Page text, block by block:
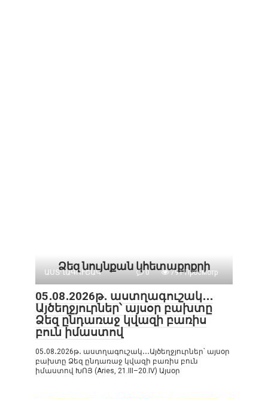
Ձեզ նույնքան կհետաքրքրի
ԱՍՏՂԱԳՈՒՇԱԿ 0 791 Просмотр
05․08․2026թ․ աստղագուշակ․․․
Այծեղջյուրներ՝ այսօր բախտը
Ձեզ ընդառաջ կվազի բառիս
բուն իմաստով
05․08․2026թ․ աստղագուշակ․․․Այծեղջյուրներ՝ այսօր
բախտը Ձեզ ընդառաջ կվազի բառիս բուն
իմաստով ԽՈՅ (Aries, 21.III–20.IV) Այսօր